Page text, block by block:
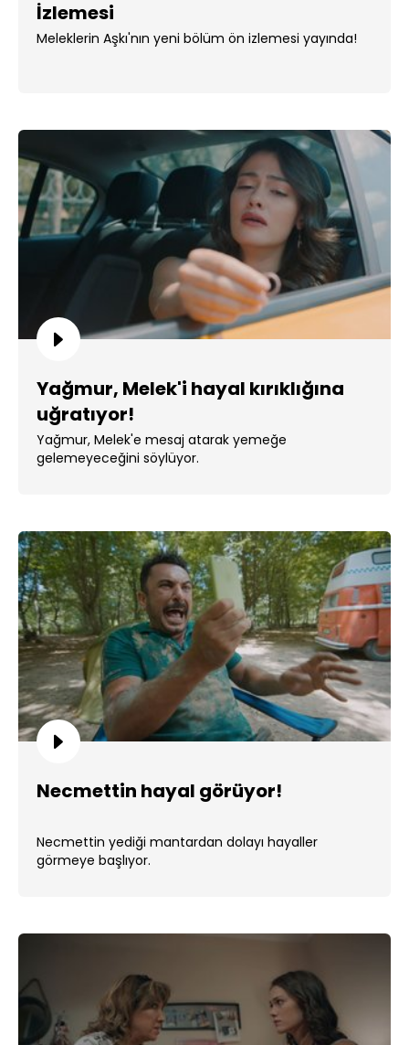
İzlemesi
Meleklerin Aşkı'nın yeni bölüm ön izlemesi yayında!
Yağmur, Melek'i hayal kırıklığına
uğratıyor!
Yağmur, Melek'e mesaj atarak yemeğe
gelemeyeceğini söylüyor.
Necmettin hayal görüyor!
Necmettin yediği mantardan dolayı hayaller
görmeye başlıyor.